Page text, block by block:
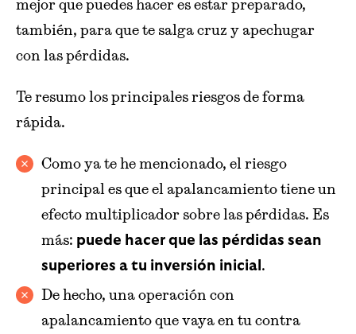
mejor que puedes hacer es estar preparado,
también, para que te salga cruz y apechugar
con las pérdidas.
Te resumo los principales riesgos de forma
rápida.
Como ya te he mencionado, el riesgo
principal es que el apalancamiento tiene un
efecto multiplicador sobre las pérdidas. Es
más: puede hacer que las pérdidas sean
superiores a tu inversión inicial .
De hecho, una operación con
apalancamiento que vaya en tu contra